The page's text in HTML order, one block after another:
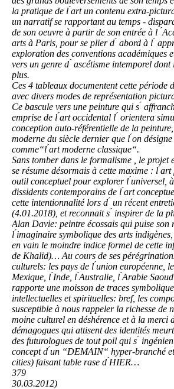
la pratique de l ́art un contenu extra-
́un narratif se rapportant au temps -
de son oeuvre à partir de son entrée à l
arts à Paris, pour se plier d ́ abord à l
exploration des conventions académiques
vers un genre d ́ ascétisme intemporel
plus.
Ces 4 tableaux documentent cette période
avec divers modes de représentation
Ce bascule vers une peinture qui s
emprise de l ́art occidental l ́ orientera
conception auto-référentielle de la
moderne du siècle dernier que l ́on
comme“l ́art moderne classique“.
Sans tomber dans le formalisme , le projet
se résume désormais à cette maxime : l
outil conceptuel pour explorer l ́universel,
dissidents contemporains de l ́art
cette intentionnalité lors d ́ un récent
(4.01.2018), et reconnait s ́ inspirer de la
Alan Davie: peintre écossais qui puise
l ́imaginaire symbolique des arts
en vain le moindre indice formel de cette
de Khalid)… Au cours de ses
culturels: les pays de l ́union européenne,
Mexique, l ́Inde, l ́Australie, l ́Arabie
rapporte une moisson de traces
intellectuelles et spirituelles: bref, les
susceptible à nous rappeler la richesse de
moine culturel en déshérence et à la merci
démagogues qui attisent des identités
des futurologues de tout poil qui s
concept d ́un “DEMAIN“ hyper-branché
cities) faisant table rase d ́HIER…
379
30.03.2012)